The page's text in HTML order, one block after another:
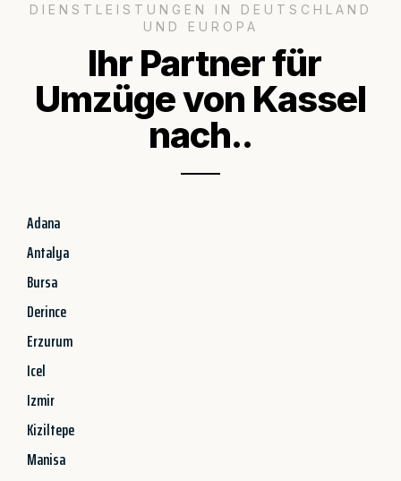
DIENSTLEISTUNGEN IN DEUTSCHLAND
UND EUROPA
Ihr Partner für
Umzüge von Kassel
nach..
Adana
Antalya
Bursa
Derince
Erzurum
Icel
Izmir
Kiziltepe
Manisa